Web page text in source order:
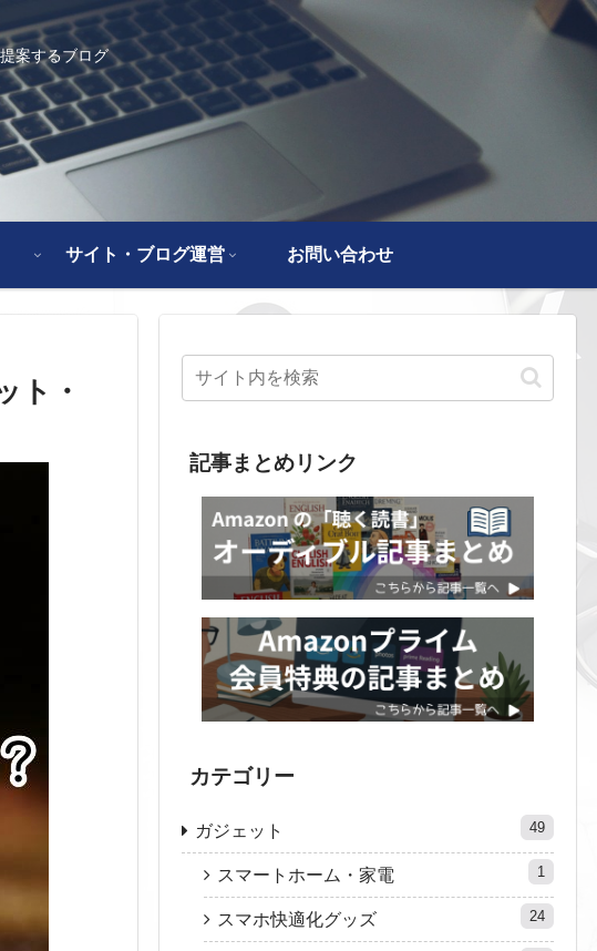
案するブログ
サイト・ブログ運営 お問い合わせ
ト・
記事まとめリンク
カテゴリー
ガジェット 49
スマートホーム・家電 1
スマホ快適化グッズ 24